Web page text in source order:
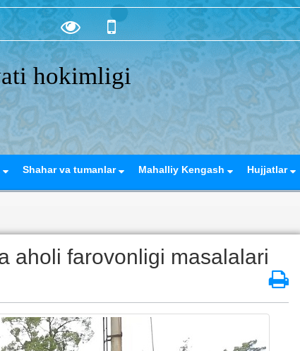
hokimligi
Shahar va tumanlar Mahalliy Kengash Hujjatlar
aholi farovonligi masalalari